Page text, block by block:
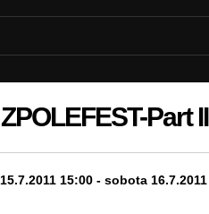
ZPOLEFEST-Part II
15:00 - sobota 16.7.2011